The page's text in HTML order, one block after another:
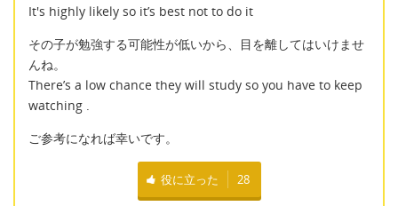
It's highly likely so it’s best not to do it
その子が勉強する可能性が低いから、目を離してはいけませ
んね。
There’s a low chance they will study so you have to keep
watching .
ご参考になれば幸いです。
役に立った 28